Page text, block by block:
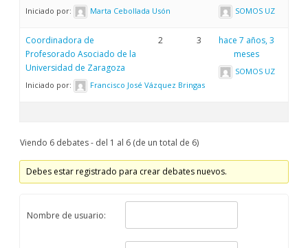
Iniciado por: Marta Cebollada Usón SOMOS UZ
Coordinadora de
Profesorado Asociado de la
Universidad de Zaragoza
Iniciado por: Francisco José Vázquez Bringas
2 3
hace 7 años, 3
meses
SOMOS UZ
Viendo 6 debates - del 1 al 6 (de un total de 6)
Debes estar registrado para crear debates nuevos.
Nombre de usuario: